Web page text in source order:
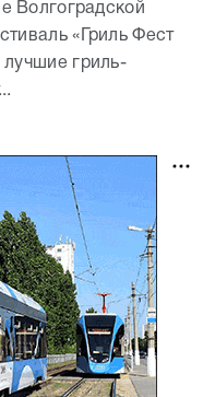
Волгоградской
«Гриль Фест
лучшие гриль-